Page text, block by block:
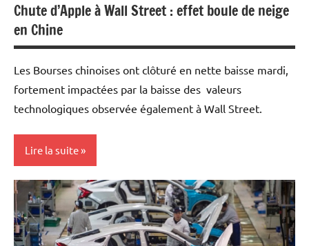
Chute d’Apple à Wall Street : effet boule de neige
en Chine
Les Bourses chinoises ont clôturé en nette baisse mardi,
fortement impactées par la baisse des valeurs
technologiques observée également à Wall Street.
Lire la suite
Actualités
Economie